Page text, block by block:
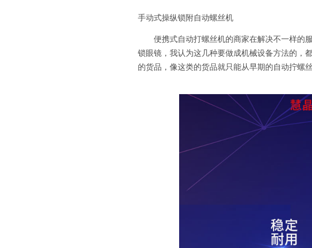
手动式操纵锁附自动螺丝机
便携式自动打螺丝机的商家在解决不一样的服
锁眼镜，我认为这几种要做成机械设备方法的，
的货品，像这类的货品就只能从早期的自动拧螺